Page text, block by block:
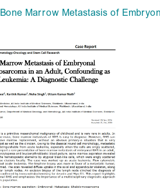
Bone Marrow Metastasis of